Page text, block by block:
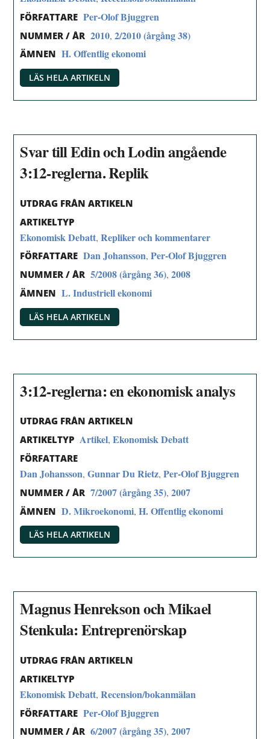
FÖRFATTARE Per-Olof Bjuggren
NUMMER / ÅR 2010,2/2010 (årgång 38)
ÄMNEN H. Offentlig ekonomi
LÄS HELA ARTIKELN
Svar till Edin och Lodin angående
3:12-reglerna. Replik
UTDRAG FRÅN ARTIKELN
ARTIKELTYP
Ekonomisk Debatt,Repliker och kommentarer
FÖRFATTARE Dan Johansson,Per-Olof Bjuggren
NUMMER / ÅR 5/2008 (årgång 36),2008
ÄMNEN L. Industriell ekonomi
LÄS HELA ARTIKELN
3:12-reglerna: en ekonomisk analys
UTDRAG FRÅN ARTIKELN
ARTIKELTYP Artikel,Ekonomisk Debatt
FÖRFATTARE
Dan Johansson,Gunnar Du Rietz,Per-Olof Bjuggren
NUMMER / ÅR 7/2007 (årgång 35),2007
ÄMNEN D. Mikroekonomi,H. Offentlig ekonomi
LÄS HELA ARTIKELN
Magnus Henrekson och Mikael
Stenkula: Entreprenörskap
UTDRAG FRÅN ARTIKELN
ARTIKELTYP
Ekonomisk Debatt,Recension/bokanmälan
FÖRFATTARE Per-Olof Bjuggren
NUMMER / ÅR 6/2007 (årgång 35),2007